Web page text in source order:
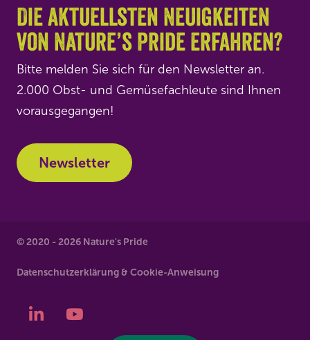
Die aktuellsten Neuigkeiten
von Nature’s Pride erfahren?
Bitte melden Sie sich für den Newsletter an.
2.000 Obst- und Gemüsefachleute sind Ihnen
vorausgegangen!
Newsletter
© 2020 - 2026 Nature's Pride
Datenschutzerklärung & Cookie-Anweisung
LinkedInYouTube